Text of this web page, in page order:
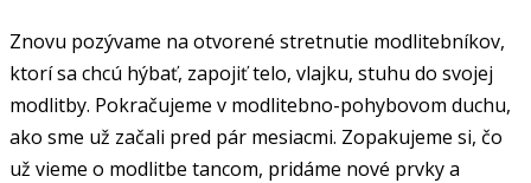
Znovu pozývame na otvorené stretnutie modlitebníkov,
ktorí sa chcú hýbať, zapojiť telo, vlajku, stuhu do svojej
modlitby. Pokračujeme v modlitebno-pohybovom duchu,
ako sme už začali pred pár mesiacmi. Zopakujeme si, čo
už vieme o modlitbe tancom, pridáme nové prvky a